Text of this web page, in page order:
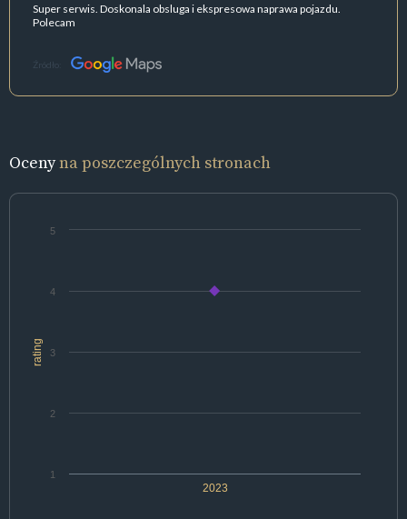
Super serwis. Doskonala obsluga i ekspresowa naprawa pojazdu.
Polecam
Źródło:
Ocenyna poszczególnych stronach
rating
2023
1
2
3
4
5